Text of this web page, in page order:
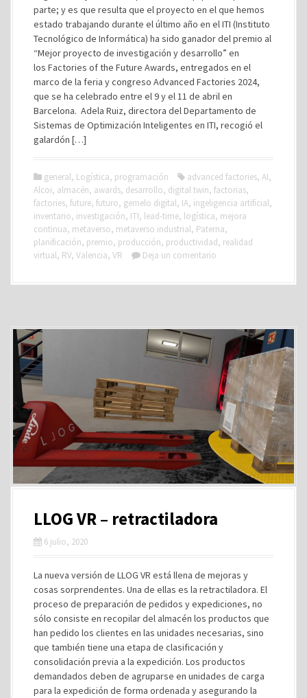
parte; y es que resulta que el proyecto en el que hemos
estado trabajando durante el último año en el ITI (Instituto
Tecnológico de Informática) ha sido ganador del premio al
“Mejor proyecto de investigación y desarrollo” en
los Factories of the Future Awards, entregados en el
marco de la feria y congreso Advanced Factories 2024,
que se ha celebrado entre el 9 y el 11 de abril en
Barcelona. Adela Ruiz, directora del Departamento de
Sistemas de Optimización Inteligentes en ITI, recogió el
galardón […]
general, Logística, programación advanced factories, AI,
Alcoi, almacén, awards, desarrollo, digital twin, factorias,
factories, future, futuro, gemelo digital, IA, ingeligencia artificial,
inventario, investigación, ITI, lead-time, logística, mejora
continua, metaverso, metaverso industrial, Paterna,
planificación, premio, producción, productividad, realidad
virtual, RV, Valencia, VR Deja un comentario
LLOG VR – retractiladora
6 julio, 2020
La nueva versión de LLOG VR está llena de mejoras y
cosas sorprendentes. Una de ellas es la retractiladora. El
proceso de preparación de pedidos y expediciones, no
sólo consiste en recopilar del almacén los productos que
han pedido los clientes en las unidades necesarias, sino
que también tiene una etapa de clasificación y
consolidación previa a la expedición. Los productos
demandados deben de agruparse en unidades de carga
para la expedición de forma ordenada y asegurando la